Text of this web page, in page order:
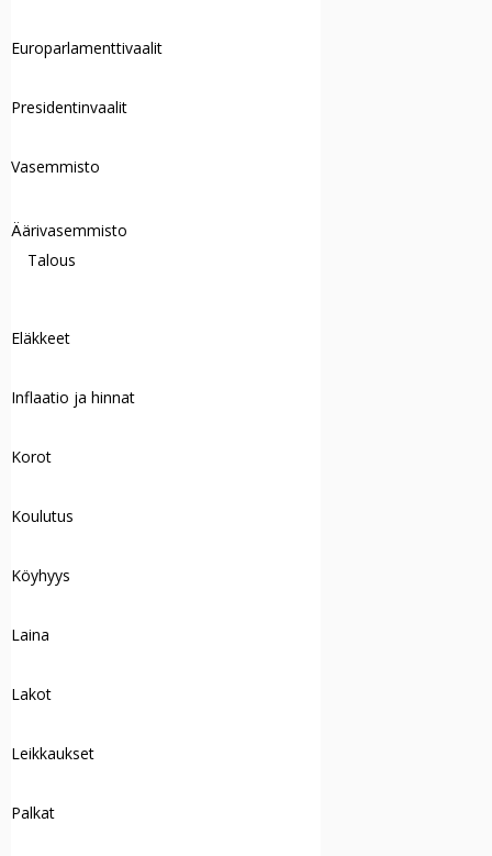
Europarlamenttivaalit
Presidentinvaalit
Vasemmisto
Äärivasemmisto
Talous
Eläkkeet
Inflaatio ja hinnat
Korot
Koulutus
Köyhyys
Laina
Lakot
Leikkaukset
Palkat